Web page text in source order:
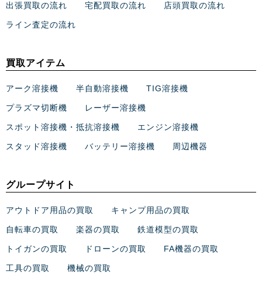
出張買取の流れ 宅配買取の流れ 店頭買取の流れ
ライン査定の流れ
買取アイテム
アーク溶接機 半自動溶接機 TIG溶接機
プラズマ切断機 レーザー溶接機
スポット溶接機・抵抗溶接機 エンジン溶接機
スタッド溶接機 バッテリー溶接機 周辺機器
グループサイト
アウトドア用品の買取 キャンプ用品の買取
自転車の買取 楽器の買取 鉄道模型の買取
トイガンの買取 ドローンの買取 FA機器の買取
工具の買取 機械の買取